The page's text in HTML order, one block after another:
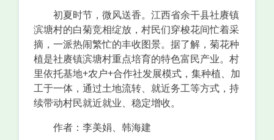
初夏时节，微风送香。江西省余干县社赓镇
滨塘村的白菊竞相绽放，村民们穿梭花间忙着采
摘，一派热闹繁忙的丰收图景。据了解，菊花种
植是社赓镇滨塘村重点培育的特色富民产业。村
里依托基地+农户+合作社发展模式，集种植、加
工于一体，通过土地流转、就近务工等方式，持
续带动村民就近就业、稳定增收。
作者：李美娟、韩海建